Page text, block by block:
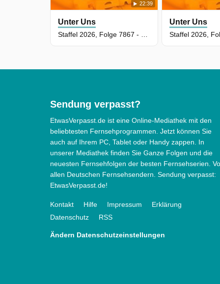
22:39
Unter Uns Unter Uns
Sendung verpasst?
EtwasVerpasst.de ist eine Online-Mediathek mit den
beliebtesten Fernsehprogrammen. Jetzt können Sie
auch auf Ihrem PC, Tablet oder Handy zappen. In
unserer Mediathek finden Sie Ganze Folgen und die
neuesten Fernsehfolgen der besten Fernsehserien.
allen Deutschen Fernsehsendern. Sendung verpasst:
EtwasVerpasst.de!
Kontakt Hilfe Impressum
Erklärung
Datenschutz
RSS
Ändern Datenschutzeinstellungen